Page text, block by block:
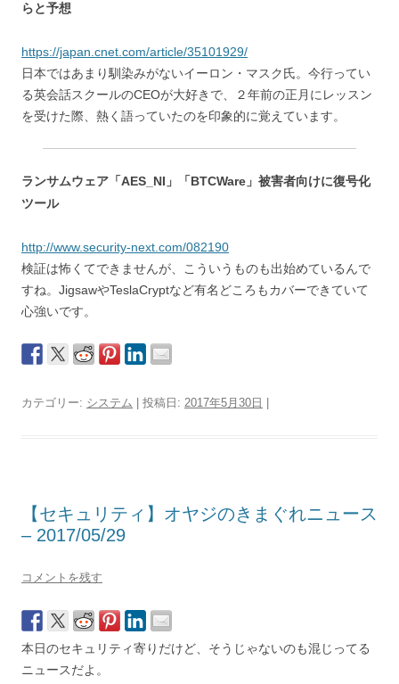
らと予想
https://japan.cnet.com/article/35101929/
日本ではあまり馴染みがないイーロン・マスク氏。今行ってい
る英会話スクールのCEOが大好きで、２年前の正月にレッスン
を受けた際、熱く語っていたのを印象的に覚えています。
ランサムウェア「AES_NI」「BTCWare」被害者向けに復号化
ツール
http://www.security-next.com/082190
検証は怖くてできませんが、こういうものも出始めているんで
すね。JigsawやTeslaCryptなど有名どころもカバーできていて
心強いです。
カテゴリー: システム | 投稿日: 2017年5月30日
【セキュリティ】オヤジのきまぐれニュース
– 2017/05/29
コメントを残す
本日のセキュリティ寄りだけど、そうじゃないのも混じってる
ニュースだよ。